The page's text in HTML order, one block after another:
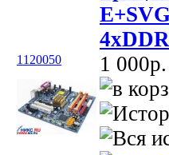
1120050
1 000p.